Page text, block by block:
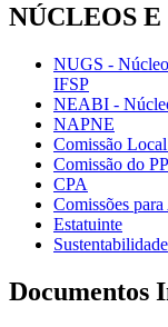
NÚCLEOS
NUGS -
IFSP
NEABI -
NAPNE
Comissão
Comissão do
CPA
Comissões
Estatuinte
Sustentabilidade
Documentos